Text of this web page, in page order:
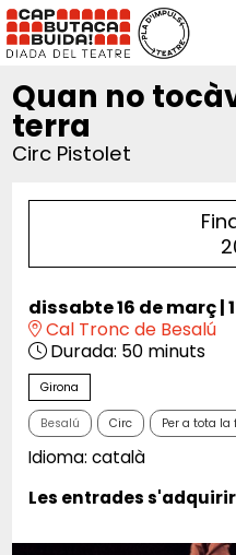
Quan no
terra
Circ Pistolet
dissabte 16 de març|
Cal Tronc de Besalú
Durada: 50 minuts
Girona
Besalú Circ Per a tota
Idioma: català
Les entrades